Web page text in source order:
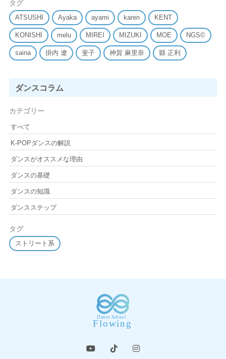
タグ
ATSUSHI Ayaka ayami karen KENT
KONISHI melu MIREI MIZUKI MOE NGS©
saina 掛内 遼 斐子 神賀 麻里奈 縣 正利
ダンスコラム
カテゴリー
すべて
K-POPダンスの解説
ダンスがオススメな理由
ダンスの基礎
ダンスの知識
ダンスステップ
タグ
ストリート系